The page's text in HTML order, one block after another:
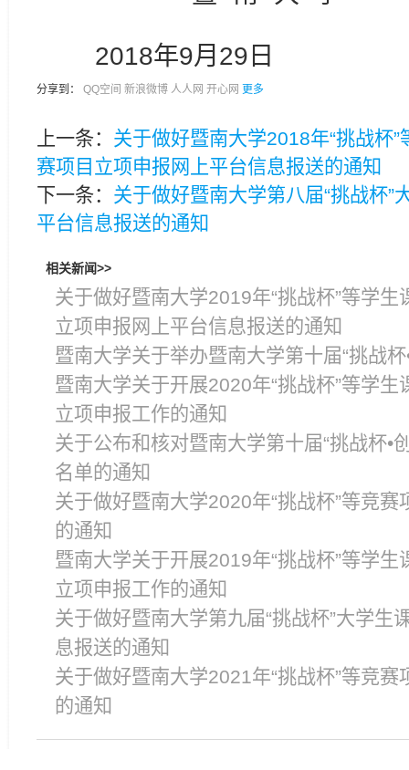
2018年9月29日
分享到： QQ空间 新浪微博 人人网 开心网 更多
上一条： 关于做好暨南大学2018年“挑战杯
赛项目立项申报网上平台信息报送的通知
下一条： 关于做好暨南大学第八届“挑战杯
平台信息报送的通知
相关新闻>>
关于做好暨南大学2019年“挑战杯”等学
立项申报网上平台信息报送的通知
暨南大学关于举办暨南大学第十届“挑战
暨南大学关于开展2020年“挑战杯”等学
立项申报工作的通知
关于公布和核对暨南大学第十届“挑战杯•
名单的通知
关于做好暨南大学2020年“挑战杯”等竞
的通知
暨南大学关于开展2019年“挑战杯”等学
立项申报工作的通知
关于做好暨南大学第九届“挑战杯”大学生
息报送的通知
关于做好暨南大学2021年“挑战杯”等竞
的通知